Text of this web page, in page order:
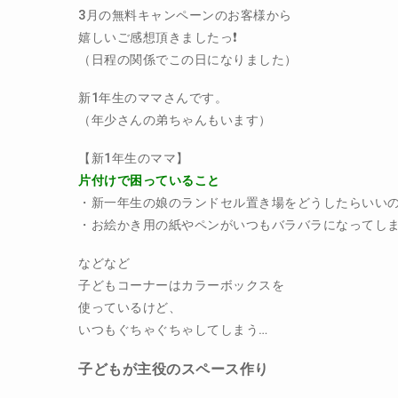
3月の無料キャンペーンのお客様から
嬉しいご感想頂きましたっ❗️
（日程の関係でこの日になりました）
新1年生のママさんです。
（年少さんの弟ちゃんもいます）
【新1年生のママ】
片付けで困っていること
・新一年生の娘のランドセル置き場をどうしたらいい
・お絵かき用の紙やペンがいつもバラバラになってしま
などなど
子どもコーナーはカラーボックスを
使っているけど、
いつもぐちゃぐちゃしてしまう…
子どもが主役のスペース作り